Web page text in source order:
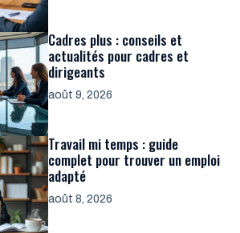
Cadres plus : conseils et
actualités pour cadres et
dirigeants
août 9, 2026
Travail mi temps : guide
complet pour trouver un emploi
adapté
août 8, 2026